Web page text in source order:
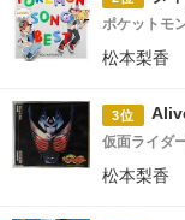
ポケットモ
松本梨香
3位
仮面ライダ
松本梨香